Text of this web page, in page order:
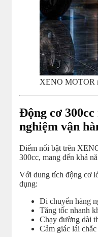
XENO MOTOR
Động cơ
nghiệm vận
Điểm nổi bật trên
300cc, mang đến khả
Với dung tích động cơ
dụng:
Di chuyển hàng
Tăng tốc nhanh
Chạy đường dài
Cảm giác lái